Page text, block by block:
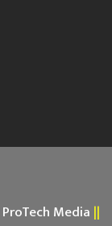
ProTech Media ||